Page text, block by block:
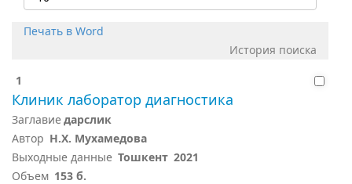
Печать в Word
История поиска
1
Клиник лаборатор диагностика
Заглавиедарслик
Автор Н.Х. Мухамедова
Выходные данные Тошкент 2021
Объем 153 б.